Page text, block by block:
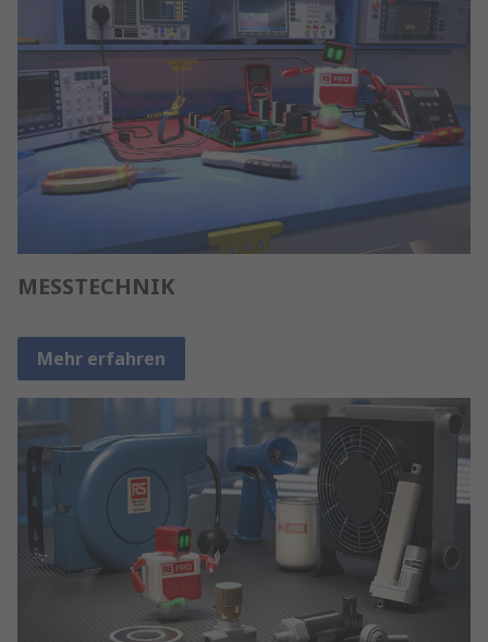
MESSTECHNIK
Mehr erfahren